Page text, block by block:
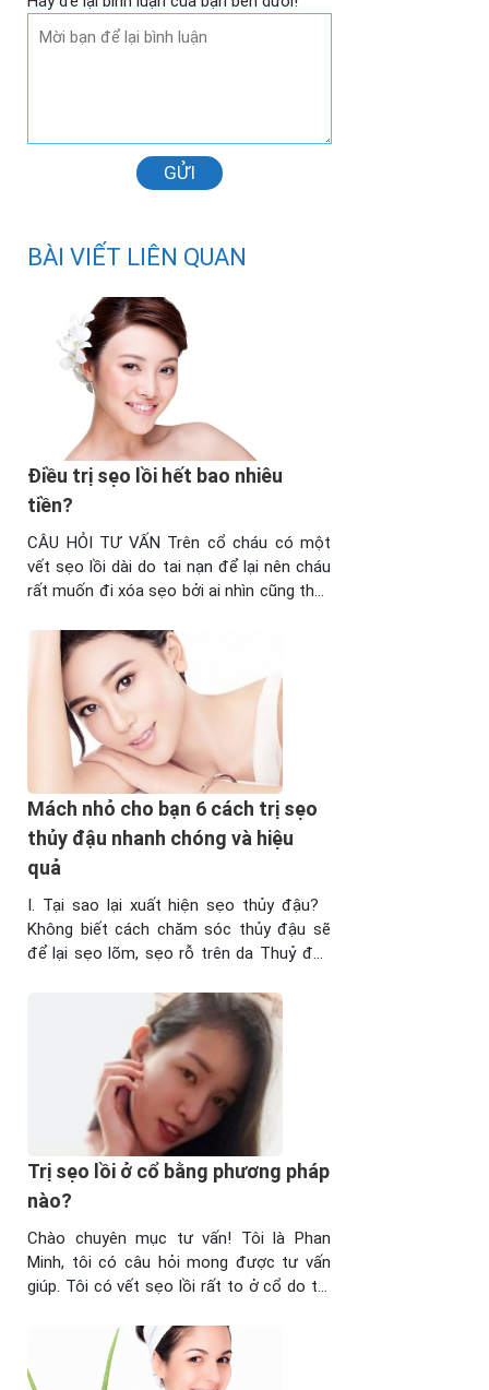
GỬI
BÀI VIẾT LIÊN QUAN
Điều trị sẹo lồi hết bao nhiêu
tiền?
CÂU HỎI TƯ VẤN Trên cổ cháu có một
vết sẹo lồi dài do tai nạn để lại nên cháu
rất muốn đi xóa sẹo bởi ai nhìn cũng thấy
eo hẹp nên cháu muốn hỏi trước là điều
trị sẹo lồi hết bao nhiêu tiền ...
Mách nhỏ cho bạn 6 cách trị sẹo
thủy đậu nhanh chóng và hiệu
quả
I. Tại sao lại xuất hiện sẹo thủy đậu?
Không biết cách chăm sóc thủy đậu sẽ
để lại sẹo lõm, sẹo rỗ trên da Thuỷ đậu
(khi hít phải những giọt nước bọt lơ lửng
trong không khí) hoặc tiếp xúc trực tiếp
Trị sẹo lồi ở cổ bằng phương pháp
nào?
Chào chuyên mục tư vấn! Tôi là Phan
Minh, tôi có câu hỏi mong được tư vấn
giúp. Tôi có vết sẹo lồi rất to ở cổ do tôi
yếu tốthẩm mỹ và yêu cầu công việc nên
tôi muốn trị sẹo lồi ở cổ dứt điểm ...